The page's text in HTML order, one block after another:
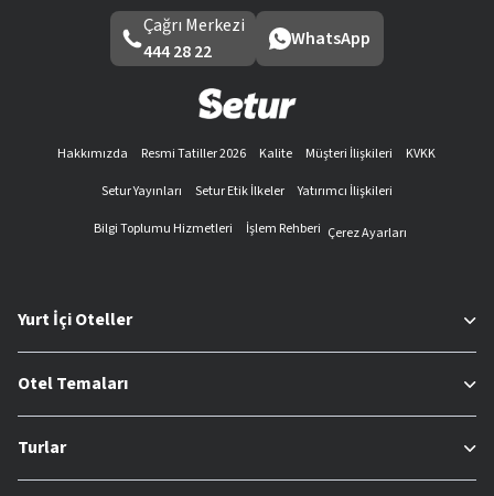
Çağrı Merkezi
444 28 22
WhatsApp
Hakkımızda Resmi Tatiller 2026 Kalite Müşteri İlişkileri
KVKK
Setur Yayınları
Setur Etik İlkeler
Yatırımcı İlişkileri
Bilgi Toplumu Hizmetleri
İşlem Rehberi Çerez Ayarları
Yurt İçi Oteller
Otel Temaları
Turlar